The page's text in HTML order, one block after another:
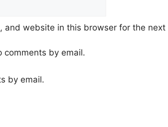
and website in this browser for the next
by email.
by email.